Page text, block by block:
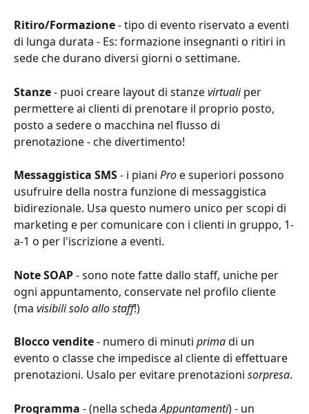
Ritiro/Formazione - tipo di evento riservato a eventi
di lunga durata - Es: formazione insegnanti o ritiri in
sede che durano diversi giorni o settimane.
Stanze - puoi creare layout di stanze virtuali per
permettere ai clienti di prenotare il proprio posto,
posto a sedere o macchina nel flusso di
prenotazione - che divertimento!
Messaggistica SMS - i piani Pro e superiori possono
usufruire della nostra funzione di messaggistica
bidirezionale. Usa questo numero unico per scopi di
marketing e per comunicare con i clienti in gruppo, 1-
a-1 o per l'iscrizione a eventi.
Note SOAP - sono note fatte dallo staff, uniche per
ogni appuntamento, conservate nel profilo cliente
(ma visibili solo allo staff!)
Blocco vendite - numero di minuti prima di un
evento o classe che impedisce al cliente di effettuare
prenotazioni. Usalo per evitare prenotazioni sorpresa.
Programma - (nella scheda Appuntamenti) - un